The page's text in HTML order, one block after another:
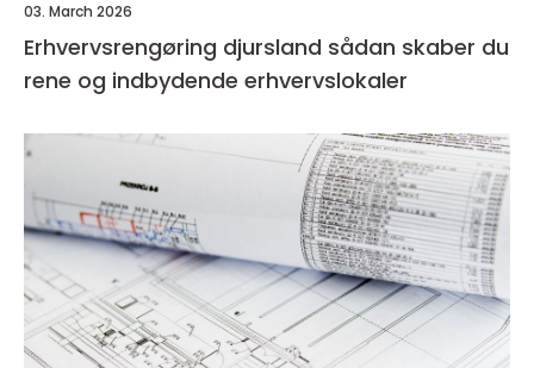
03. March 2026
Erhvervsrengøring djursland sådan skaber du
rene og indbydende erhvervslokaler